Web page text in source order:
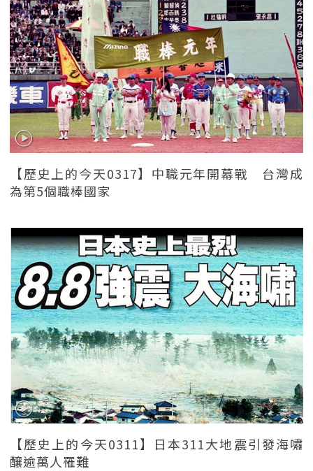
【歷史上的今天0317】中職元年開幕戰 台灣成
為第5個職棒國家
【歷史上的今天0311】日本311大地震引發海嘯
釀逾萬人罹難